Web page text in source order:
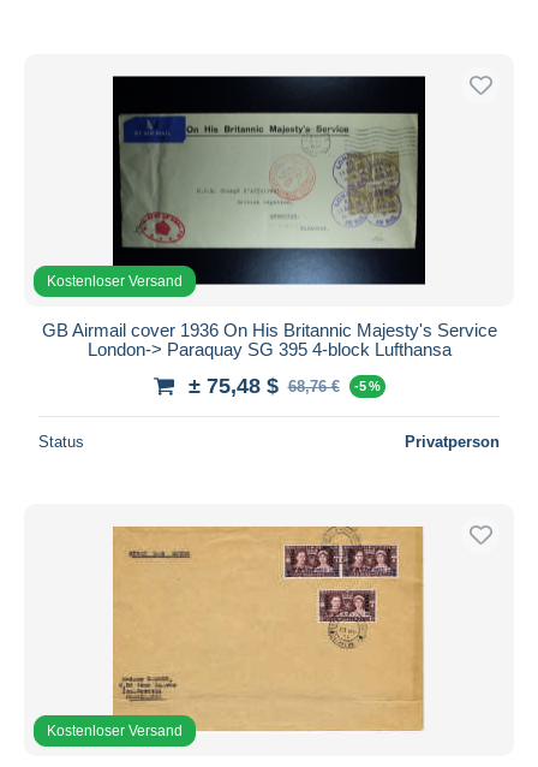
Kostenloser Versand
GB Airmail cover 1936 On His Britannic Majesty's Service
London-> Paraquay SG 395 4-block Lufthansa
± 75,48 $ 68,76 € -5 %
Status Privatperson
Kostenloser Versand